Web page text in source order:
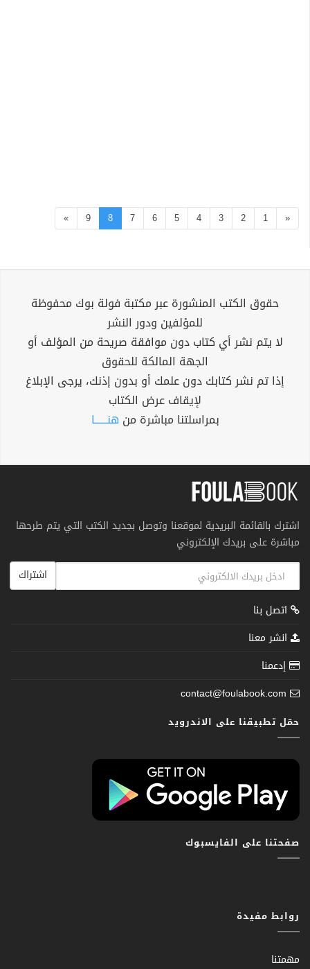
«
1
2
3
4
5
6
7
8
9
»
حقوق الكتب المنشورة عبر مكتبة فولة بوك محفوظة
للمؤلفين ودور النشر
لا يتم نشر أي كتاب دون موافقة صريحة من المؤلف أو
الجهة المالكة للحقوق
إذا تم نشر كتابك دون علمك أو بدون إذنك، يرجى الإبلاغ
لإيقاف عرض الكتاب
بمراسلتنا مباشرة من هنــــــا
اشترك بالقائمة البريدية لموقعنا وتوصل بجديد الكتب التي يتم طرحها
مباشرة على بريدك الإلكتروني
اشتراك
اتصل بنا
انشر معنا
إدعمنا
contact@foulabook.com
حمّل تطبيقنا على الاندرويد
صفحتنا على الفايسبوك
روابط مفيدة
مهمتنا